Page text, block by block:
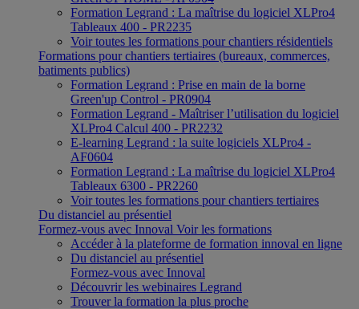
Formation Legrand : La maîtrise du logiciel XLPro4
Tableaux 400 - PR2235
Voir toutes les formations pour chantiers résidentiels
Formations pour chantiers tertiaires (bureaux, commerces,
batiments publics)
Formation Legrand : Prise en main de la borne
Green'up Control - PR0904
Formation Legrand - Maîtriser l’utilisation du logiciel
XLPro4 Calcul 400 - PR2232
E-learning Legrand : la suite logiciels XLPro4 -
AF0604
Formation Legrand : La maîtrise du logiciel XLPro4
Tableaux 6300 - PR2260
Voir toutes les formations pour chantiers tertiaires
Du distanciel au présentiel
Formez-vous avec Innoval Voir les formations
Accéder à la plateforme de formation innoval en ligne
Du distanciel au présentiel
Formez-vous avec Innoval
Découvrir les webinaires Legrand
Trouver la formation la plus proche